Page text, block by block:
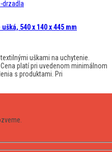
540 x 140 x 445 mm
uškami na uchytenie.
platí pri uvedenom minimálnom
s produktami. Pri